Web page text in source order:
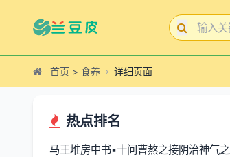
首页 > 食养 详细页面
热点排名
马王堆房中书▪十问曹熬之接阴治神气之